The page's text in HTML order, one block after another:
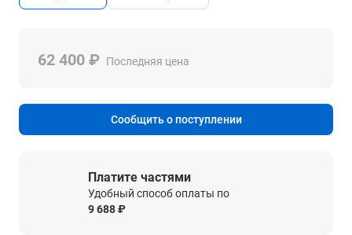
62 400 ₽ Последняя цена
Сообщить о поступлении
Платите частями
Удобный способ оплаты по
9 688 ₽